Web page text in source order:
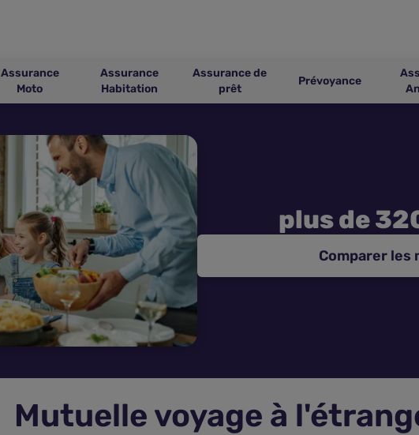
Assurance
Moto
Assurance
Habitation
Assurance de
prêt
Prévoyance
plus de
Comparer les
Mutuelle voyage à